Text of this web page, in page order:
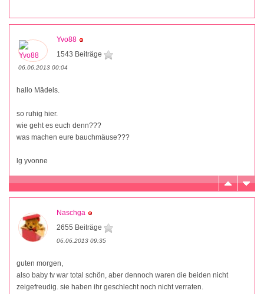
Yvo88
1543 Beiträge
06.06.2013 00:04
hallo Mädels.
so ruhig hier.
wie geht es euch denn???
was machen eure bauchmäuse???
lg yvonne
Naschga
2655 Beiträge
06.06.2013 09:35
guten morgen,
also baby tv war total schön, aber dennoch waren die beiden nicht
zeigefreudig. sie haben ihr geschlecht noch nicht verraten.